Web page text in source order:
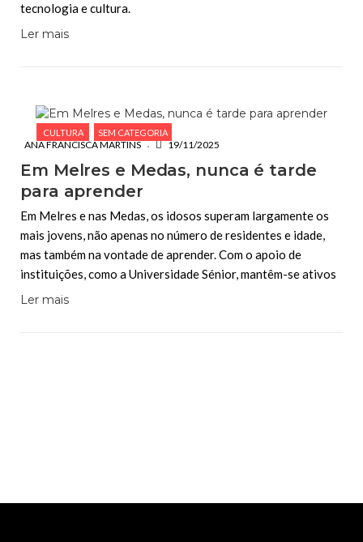
tecnologia e cultura.
Ler mais
CULTURA SEM CATEGORIA
ANA FRANCISCA MARTINS 19/11/2025
Em Melres e Medas, nunca é tarde
para aprender
Em Melres e nas Medas, os idosos superam largamente os
mais jovens, não apenas no número de residentes e idade,
mas também na vontade de aprender. Com o apoio de
instituições, como a Universidade Sénior, mantêm-se ativos
Ler mais